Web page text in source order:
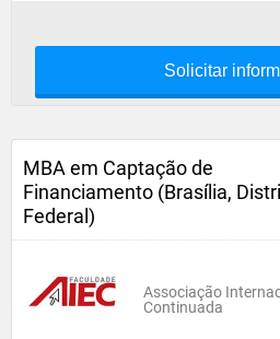
Solicitar
MBA em Captação de
Financiamento (Brasília,
Federal)
Associação
Continuada